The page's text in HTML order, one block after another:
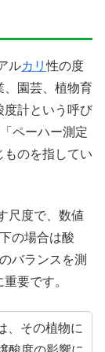
ルカリ性の度
、園芸、植物育
度計という呼び
ペーハー測定
ものを指してい
尺度で、数値
の場合は酸
バランスを測
要です。
、その植物に